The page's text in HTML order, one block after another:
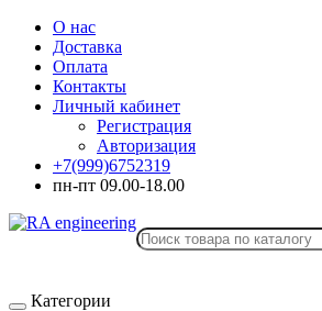
О нас
Доставка
Оплата
Контакты
Личный кабинет
Регистрация
Авторизация
+7(999)6752319
пн-пт 09.00-18.00
Категории